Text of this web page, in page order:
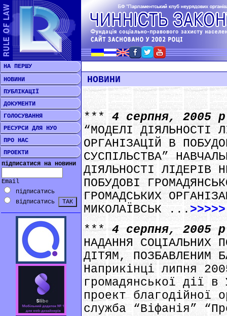
НА ПЕРШУ
НОВИНИ
ПУБЛІКАЦІЇ
ДОКУМЕНТИ
ГОЛОСУВАННЯ
РЕСУРСИ ДЛЯ НУО
ПРО НАС
ПРОЕКТИ
підписатися на новини
Email
підписатись
відписатись
НОВИНИ
***4 серпня, 2005
“МОДЕЛІ ДІЯЛЬНОСТІ
ОРГАНІЗАЦІЙ В
СУСПІЛЬСТВА”
ДІЯЛЬНОСТІ ЛІДЕРІВ
ПОБУДОВІ
ГРОМАДСЬКИХ
МИКОЛАЇВСЬК ...>>>>>
***4 серпня, 2005
НАДАННЯ СОЦІАЛЬНИХ
ДІТЯМ, ПОЗБАВЛЕНИМ
Наприкінці липня
громадянської дії в
проект благодійної
служба “Віфанія”